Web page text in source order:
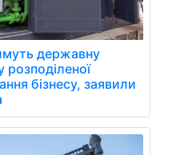
державну
бізнесу, заявили